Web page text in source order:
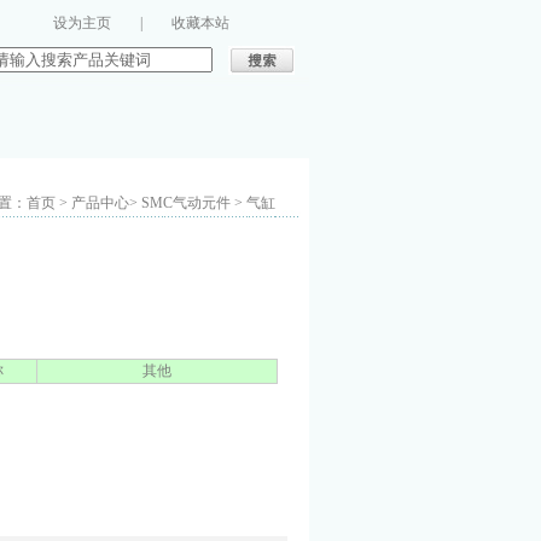
设为主页 收藏本站
：首页 > 产品中心> SMC气动元件 > 气缸
其他